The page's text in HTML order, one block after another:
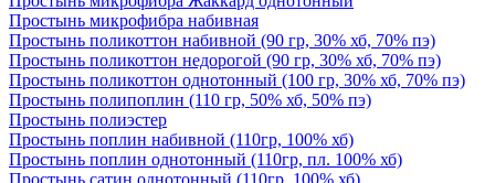
Простынь микрофибра набивная
Простынь поликоттон набивной (90 гр, 30% хб, 70% пэ)
Простынь поликоттон недорогой (90 гр, 30% хб, 70% пэ)
Простынь поликоттон однотонный (100 гр, 30% хб, 70% пэ)
Простынь полипоплин (110 гр, 50% хб, 50% пэ)
Простынь полиэстер
Простынь поплин набивной (110гр, 100% хб)
Простынь поплин однотонный (110гр, пл. 100% хб)
Простынь сатин однотонный (110гр, 100% хб)